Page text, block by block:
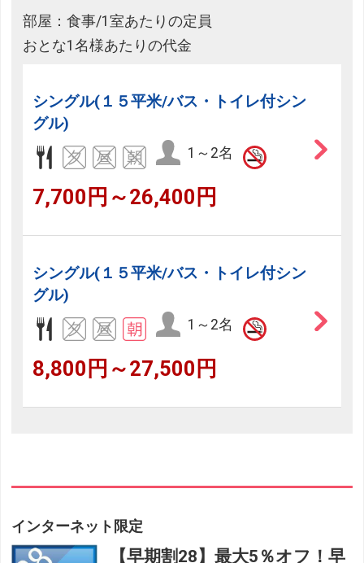
部屋：食事/1室あたりの定員
おとな1名様あたりの代金
シングル(１５平米/バス・トイレ付シン
グル)
1～2名
7,700円～26,400円
シングル(１５平米/バス・トイレ付シン
グル)
1～2名
8,800円～27,500円
インターネット限定
【早期割28】最大5％オフ！早